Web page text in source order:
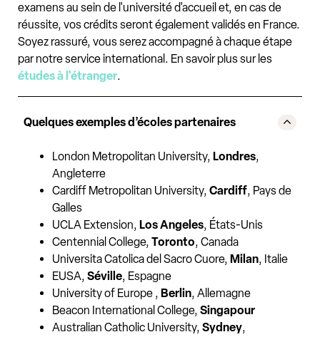
examens au sein de l'université d'accueil et, en cas de
réussite, vos crédits seront également validés en France.
Soyez rassuré, vous serez accompagné à chaque étape
par notre service international. En savoir plus sur les
études à l'étranger.
Quelques exemples d’écoles partenaires
London Metropolitan University, Londres,
Angleterre
Cardiff Metropolitan University, Cardiff, Pays de
Galles
UCLA Extension, Los Angeles, États-Unis
Centennial College, Toronto, Canada
Universita Catolica del Sacro Cuore, Milan, Italie
EUSA, Séville, Espagne
University of Europe , Berlin, Allemagne
Beacon International College, Singapour
Australian Catholic University, Sydney,